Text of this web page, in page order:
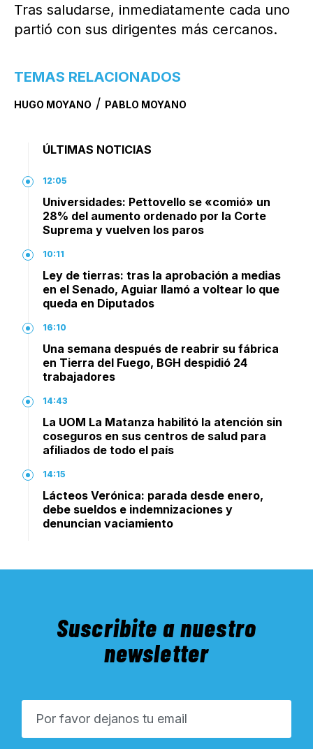
Tras saludarse, inmediatamente cada uno
partió con sus dirigentes más cercanos.
TEMAS RELACIONADOS
HUGO MOYANO / PABLO MOYANO
ÚLTIMAS NOTICIAS
12:05
Universidades: Pettovello se «comió» un
28% del aumento ordenado por la Corte
Suprema y vuelven los paros
10:11
Ley de tierras: tras la aprobación a medias
en el Senado, Aguiar llamó a voltear lo que
queda en Diputados
16:10
Una semana después de reabrir su fábrica
en Tierra del Fuego, BGH despidió 24
trabajadores
14:43
La UOM La Matanza habilitó la atención sin
coseguros en sus centros de salud para
afiliados de todo el país
14:15
Lácteos Verónica: parada desde enero,
debe sueldos e indemnizaciones y
denuncian vaciamiento
Suscribite a nuestro
newsletter